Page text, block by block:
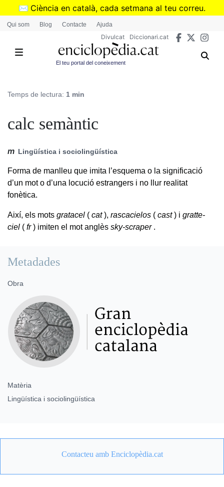
Vés
✉️ Ciència en català, cada setmana al teu correu.
➜Subscriu-te al butlletí de Divulcat
Qui som Blog Contacte Ajuda
Divulcat Diccionari.cat
El teu portal del coneixement
Temps de lectura: 1 min
calc semàntic
m Lingüística i sociolingüística
Forma de manlleu que imita l’esquema o la significació
d’un mot o d’una locució estrangers i no llur realitat
fonètica.
Així, els mots gratacel ( cat), rascacielos ( cast) i gratte-
ciel ( fr) imiten el mot anglès sky-scraper.
Metadades
Obra
Matèria
Lingüística i sociolingüística
Contacteu amb Enciclopèdia.cat